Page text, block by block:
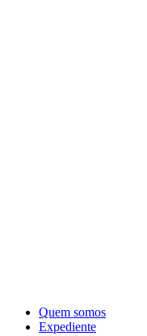
Quem somos
Expediente